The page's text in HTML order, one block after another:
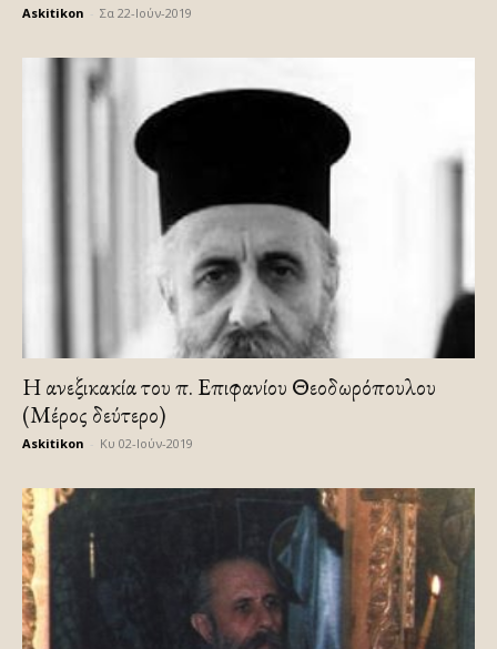
Askitikon Σα 22-Ιούν-2019
H ανεξικακία του π. Επιφανίου Θεοδωρόπουλου
(Μέρος δεύτερο)
Askitikon Κυ 02-Ιούν-2019